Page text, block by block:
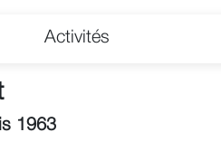
Activités
1963